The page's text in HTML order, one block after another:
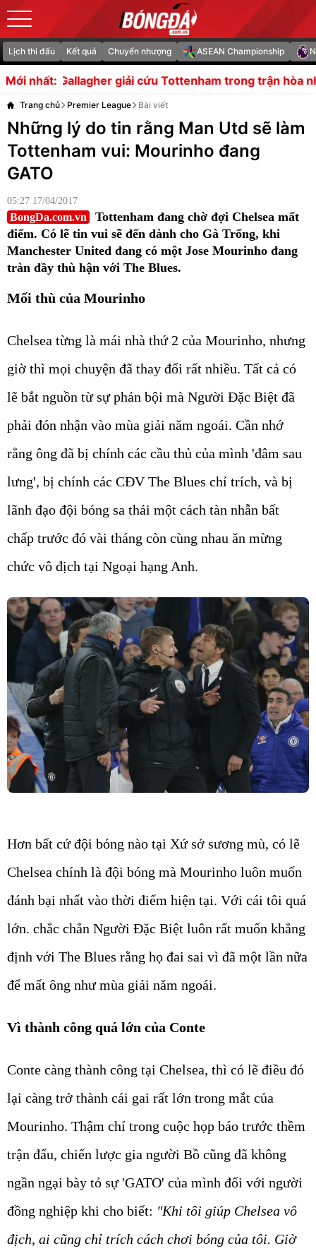
Lịch thi đấu Kết quả Chuyển nhượng ASEAN Championship
Mới nhất:
giải cứu Tottenham trong trận hòa nhọc trước Getafe
Trang chủ Premier League Bài viết
Những lý do tin rằng Man Utd sẽ làm
Tottenham vui: Mourinho đang
GATO
05:27 17/04/2017
BongDa.com.vn
Tottenham đang chờ đợi Chelsea mất
điểm. Có lẽ tin vui sẽ đến dành cho Gà Trống, khi
Manchester United đang có một Jose Mourinho đang
tràn đầy thù hận với The Blues.
Mối thù của Mourinho
Chelsea từng là mái nhà thứ 2 của Mourinho, nhưng
giờ thì mọi chuyện đã thay đổi rất nhiều. Tất cả có
lẽ bắt nguồn từ sự phản bội mà Người Đặc Biệt đã
phải đón nhận vào mùa giải năm ngoái. Cần nhớ
rằng ông đã bị chính các cầu thủ của mình 'đâm sau
lưng', bị chính các CĐV The Blues chỉ trích, và bị
lãnh đạo đội bóng sa thải một cách tàn nhẫn bất
chấp trước đó vài tháng còn cùng nhau ăn mừng
chức vô địch tại Ngoại hạng Anh.
Hơn bất cứ đội bóng nào tại Xứ sở sương mù, có lẽ
Chelsea chính là đội bóng mà Mourinho luôn muốn
đánh bại nhất vào thời điểm hiện tại. Với cái tôi quá
lớn. chắc chắn Người Đặc Biệt luôn rất muốn khẳng
định với The Blues rằng họ đai sai vì đã một lần nữa
để mất ông như mùa giải năm ngoái.
Vì thành công quá lớn của Conte
Conte càng thành công tại Chelsea, thì có lẽ điều đó
lại càng trở thành cái gai rất lớn trong mắt của
Mourinho. Thậm chí trong cuộc họp báo trước thềm
trận đấu, chiến lược gia người Bồ cũng đã không
ngần ngại bày tỏ sự 'GATO' của mình đối với người
đồng nghiệp khi cho biết: "Khi tôi giúp Chelsea vô
địch, ai cũng chỉ trích cách chơi bóng của tôi. Giờ